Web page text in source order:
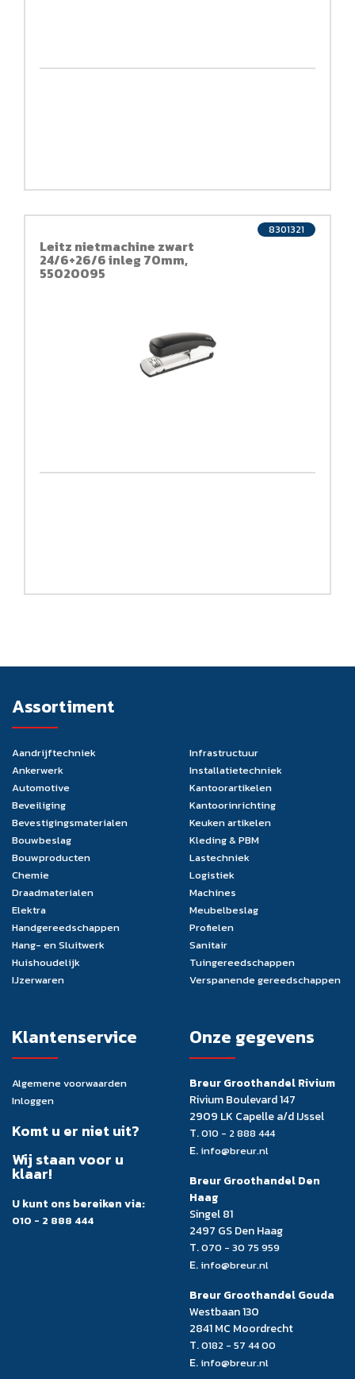
Leitz nietmachine zwart
24/6+26/6 inleg 70mm,
55020095
8301321
Assortiment
Aandrijftechniek
Ankerwerk
Automotive
Beveiliging
Bevestigingsmaterialen
Bouwbeslag
Bouwproducten
Chemie
Draadmaterialen
Elektra
Handgereedschappen
Hang- en Sluitwerk
Huishoudelijk
IJzerwaren
Infrastructuur
Installatietechniek
Kantoorartikelen
Kantoorinrichting
Keuken artikelen
Kleding & PBM
Lastechniek
Logistiek
Machines
Meubelbeslag
Profielen
Sanitair
Tuingereedschappen
Verspanende gereedschappen
Klantenservice
Algemene voorwaarden
Inloggen
Komt u er niet uit?
Wij staan voor u
klaar!
U kunt ons bereiken via:
010 - 2 888 444
Onze gegevens
Breur Groothandel Rivium
Rivium Boulevard 147
2909 LK Capelle a/d IJssel
T.010 - 2 888 444
E. info@breur.nl
Breur Groothandel Den
Haag
Singel 81
2497 GS Den Haag
T.070 - 30 75 959
E. info@breur.nl
Breur Groothandel Gouda
Westbaan 130
2841 MC Moordrecht
T.0182 - 57 44 00
E. info@breur.nl